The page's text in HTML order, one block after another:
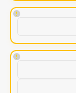
!
!